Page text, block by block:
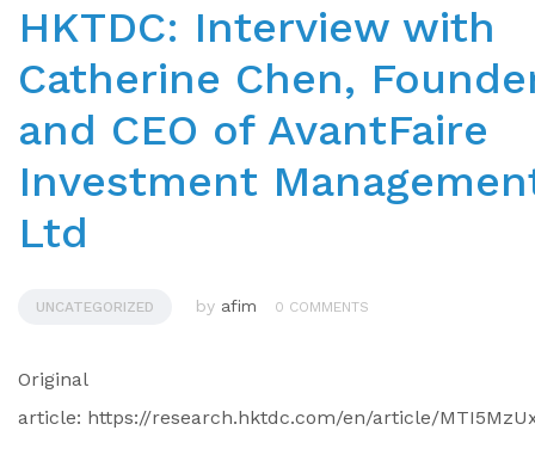
HKTDC: Interview with
Catherine Chen,
and CEO of AvantFaire
Investment
Ltd
UNCATEGORIZED by afim 0 COMMENTS
Original
article: https://research.hktdc.com/en/article/